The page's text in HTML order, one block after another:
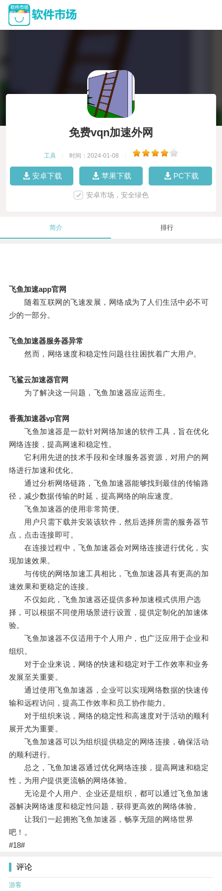
免费vqn加速外网
工具 时间：2024-01-08
安卓下载 苹果下载 PC下载
安卓市场，安全绿色
简介 排行
飞鱼加速app官网
随着互联网的飞速发展，网络成为了人们生活中必不可
少的一部分。
飞鱼加速器服务器异常
然而，网络速度和稳定性问题往往困扰着广大用户。
飞鲨云加速器官网
为了解决这一问题，飞鱼加速器应运而生。
香蕉加速器vp官网
飞鱼加速器是一款针对网络加速的软件工具，旨在优化
网络连接，提高网速和稳定性。
它利用先进的技术手段和全球服务器资源，对用户的网
络进行加速和优化。
通过分析网络链路，飞鱼加速器能够找到最佳的传输路
径，减少数据传输的时延，提高网络的响应速度。
飞鱼加速器的使用非常简便。
用户只需下载并安装该软件，然后选择所需的服务器节
点，点击连接即可。
在连接过程中，飞鱼加速器会对网络连接进行优化，实
现加速效果。
与传统的网络加速工具相比，飞鱼加速器具有更高的加
速效果和更稳定的连接。
不仅如此，飞鱼加速器还提供多种加速模式供用户选
择，可以根据不同使用场景进行设置，提供定制化的加速体
验。
飞鱼加速器不仅适用于个人用户，也广泛应用于企业和
组织。
对于企业来说，网络的快速和稳定对于工作效率和业务
发展至关重要。
通过使用飞鱼加速器，企业可以实现网络数据的快速传
输和远程访问，提高工作效率和员工协作能力。
对于组织来说，网络的稳定性和高速度对于活动的顺利
展开尤为重要。
飞鱼加速器可以为组织提供稳定的网络连接，确保活动
的顺利进行。
总之，飞鱼加速器通过优化网络连接，提高网速和稳定
性，为用户提供更流畅的网络体验。
无论是个人用户、企业还是组织，都可以通过飞鱼加速
器解决网络速度和稳定性问题，获得更高效的网络体验。
让我们一起拥抱飞鱼加速器，畅享无阻的网络世界
吧！。
#18#
评论
游客